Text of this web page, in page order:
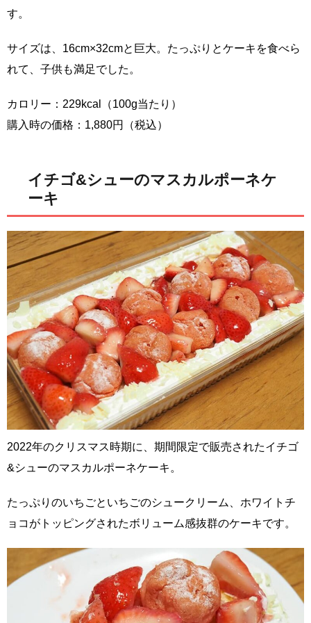
す。
サイズは、16cm×32cmと巨大。たっぷりとケーキを食べら
れて、子供も満足でした。
カロリー：229kcal（100g当たり）
購入時の価格：1,880円（税込）
イチゴ&シューのマスカルポーネケ
ーキ
2022年のクリスマス時期に、期間限定で販売されたイチゴ
&シューのマスカルポーネケーキ。
たっぷりのいちごといちごのシュークリーム、ホワイトチ
ョコがトッピングされたボリューム感抜群のケーキです。